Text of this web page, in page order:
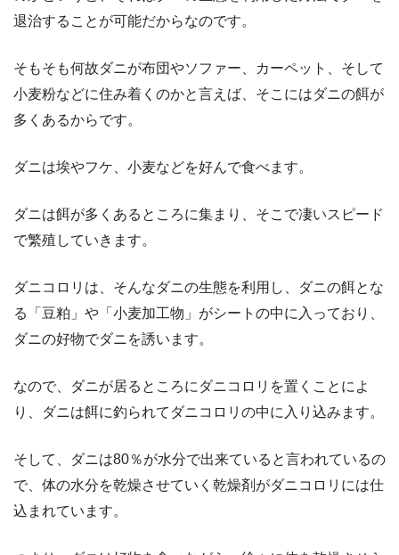
退治することが可能だからなのです。
そもそも何故ダニが布団やソファー、カーペット、そして
小麦粉などに住み着くのかと言えば、そこにはダニの餌が
多くあるからです。
ダニは埃やフケ、小麦などを好んで食べます。
ダニは餌が多くあるところに集まり、そこで凄いスピード
で繁殖していきます。
ダニコロリは、そんなダニの生態を利用し、ダニの餌とな
る「豆粕」や「小麦加工物」がシートの中に入っており、
ダニの好物でダニを誘います。
なので、ダニが居るところにダニコロリを置くことによ
り、ダニは餌に釣られてダニコロリの中に入り込みます。
そして、ダニは80％が水分で出来ていると言われているの
で、体の水分を乾燥させていく乾燥剤がダニコロリには仕
込まれています。